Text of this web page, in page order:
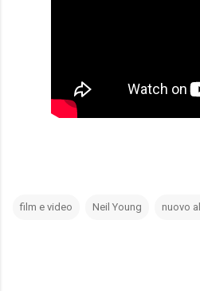
film e video Neil Young nuovo